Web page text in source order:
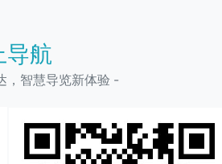
导航
，智慧导览新体验 -